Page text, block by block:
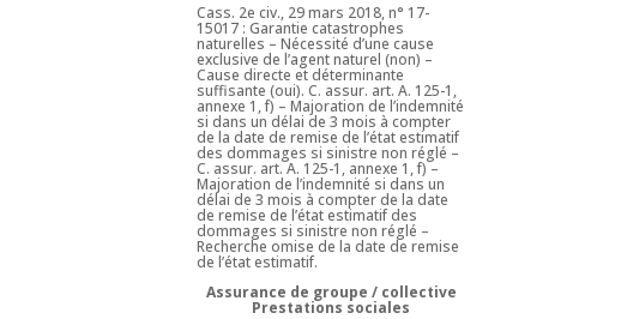
Cass. 2e civ., 29 mars 2018, n° 17-
15017 : Garantie catastrophes
naturelles – Nécessité d’une cause
exclusive de l’agent naturel (non) –
Cause directe et déterminante
suffisante (oui). C. assur. art. A. 125-1,
annexe 1, f) – Majoration de l’indemnité
si dans un délai de 3 mois à compter
de la date de remise de l’état estimatif
des dommages si sinistre non réglé –
C. assur. art. A. 125-1, annexe 1, f) –
Majoration de l’indemnité si dans un
délai de 3 mois à compter de la date
de remise de l’état estimatif des
dommages si sinistre non réglé –
Recherche omise de la date de remise
de l’état estimatif.
Assurance de groupe / collective
Prestations sociales